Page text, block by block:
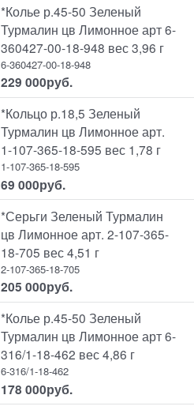
*Колье р.45-50 Зеленый
Турмалин цв Лимонное арт 6-
360427-00-18-948 вес 3,96 г
6-360427-00-18-948
229 000руб.
*Кольцо р.18,5 Зеленый
Турмалин цв Лимонное арт.
1-107-365-18-595 вес 1,78 г
1-107-365-18-595
69 000руб.
*Серьги Зеленый Турмалин
цв Лимонное арт. 2-107-365-
18-705 вес 4,51 г
2-107-365-18-705
205 000руб.
*Колье р.45-50 Зеленый
Турмалин цв Лимонное арт 6-
316/1-18-462 вес 4,86 г
6-316/1-18-462
178 000руб.